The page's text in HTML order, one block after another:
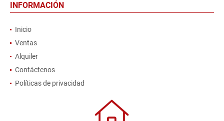
INFORMACIÓN
Inicio
Ventas
Alquiler
Contáctenos
Políticas de privacidad